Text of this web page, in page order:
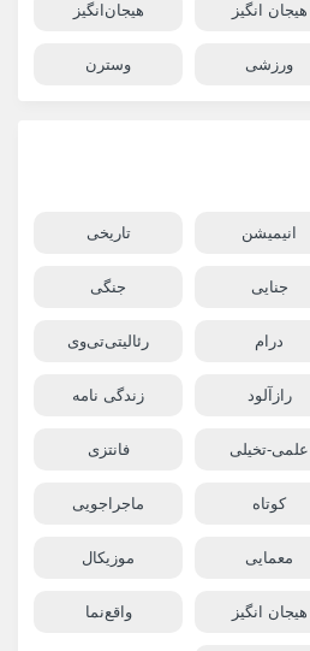
هیجان انگیز هیجان‌انگیز
ورزشی وسترن
انیمیشن تاریخی
جنایی جنگی
درام رئالیتی‌تی‌وی
رازآلود زندگی نامه
علمی-تخیلی فانتزی
کوتاه ماجراجویی
معمایی موزیکال
هیجان انگیز واقع‌نما